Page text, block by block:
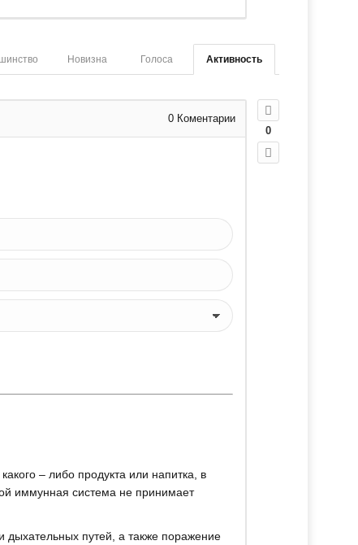
Активность
Голоса
Новизна
0
0 Коментарии
– либо продукта или напитка, в
иммунная система не принимает
дыхательных путей, а также поражение